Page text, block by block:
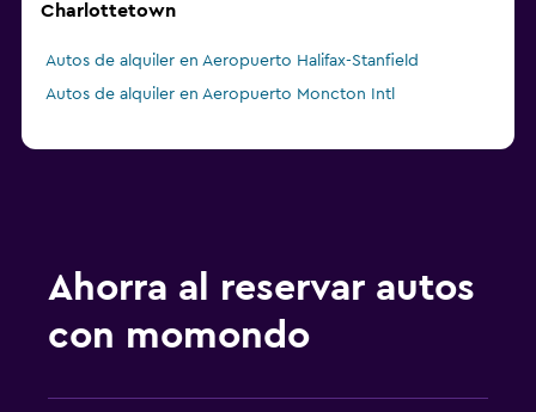
Charlottetown
Autos de alquiler en Aeropuerto Halifax-Stanfield
Autos de alquiler en Aeropuerto Moncton Intl
Ahorra al reservar autos
con momondo